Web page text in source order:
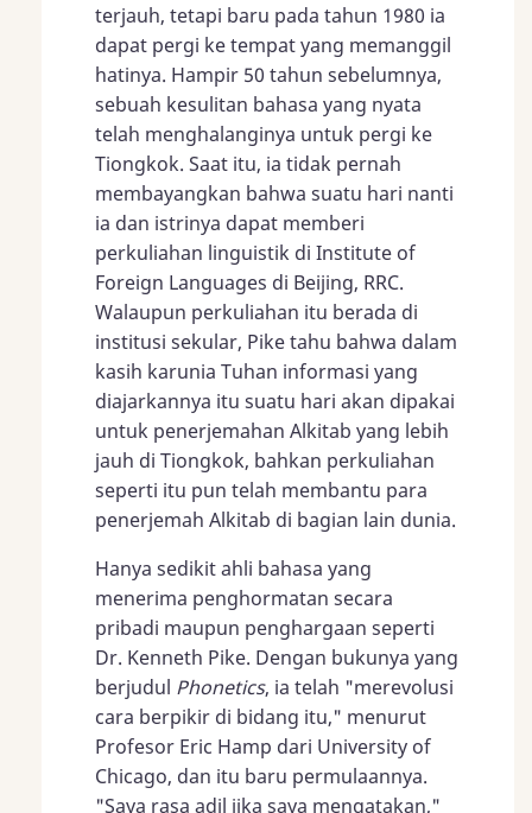
terjauh, tetapi baru pada tahun 1980 ia
dapat pergi ke tempat yang memanggil
hatinya. Hampir 50 tahun sebelumnya,
sebuah kesulitan bahasa yang nyata
telah menghalanginya untuk pergi ke
Tiongkok. Saat itu, ia tidak pernah
membayangkan bahwa suatu hari nanti
ia dan istrinya dapat memberi
perkuliahan linguistik di Institute of
Foreign Languages di Beijing, RRC.
Walaupun perkuliahan itu berada di
institusi sekular, Pike tahu bahwa dalam
kasih karunia Tuhan informasi yang
diajarkannya itu suatu hari akan dipakai
untuk penerjemahan Alkitab yang lebih
jauh di Tiongkok, bahkan perkuliahan
seperti itu pun telah membantu para
penerjemah Alkitab di bagian lain dunia.
Hanya sedikit ahli bahasa yang
menerima penghormatan secara
pribadi maupun penghargaan seperti
Dr. Kenneth Pike. Dengan bukunya yang
berjudul Phonetics, ia telah "merevolusi
cara berpikir di bidang itu," menurut
Profesor Eric Hamp dari University of
Chicago, dan itu baru permulaannya.
"Saya rasa adil jika saya mengatakan,"